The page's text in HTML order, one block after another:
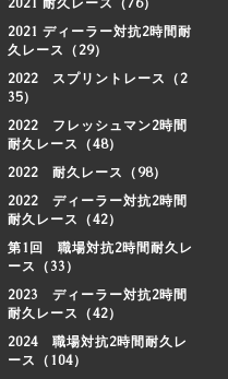
2021 ディーラー対抗2時間耐
久レース（29）
2022 スプリントレース（2
35）
2022 フレッシュマン2時間
耐久レース（48）
2022 耐久レース（98）
2022 ディーラー対抗2時間
耐久レース（42）
第1回 職場対抗2時間耐久レ
ース（33）
2023 ディーラー対抗2時間
耐久レース（42）
2024 職場対抗2時間耐久レ
ース（104）